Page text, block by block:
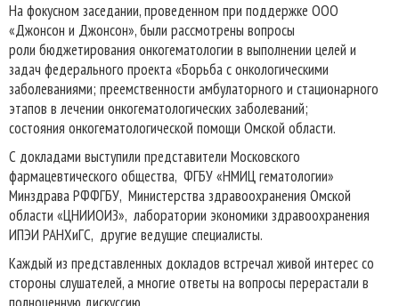
На фокусном заседании, проведенном при поддержке ООО
«Джонсон и Джонсон», были рассмотрены вопросы
роли бюджетирования онкогематологии в выполнении целей и
задач федерального проекта «Борьба с онкологическими
заболеваниями; преемственности амбулаторного и стационарного
этапов в лечении онкогематологических заболеваний;
состояния онкогематологической помощи Омской области.
С докладами выступили представители Московского
фармацевтического общества, ФГБУ «НМИЦ гематологии»
Минздрава РФФГБУ, Министерства здравоохранения Омской
области «ЦНИИОИЗ», лаборатории экономики здравоохранения
ИПЭИ РАНХиГС, другие ведущие специалисты.
Каждый из представленных докладов встречал живой интерес со
стороны слушателей, а многие ответы на вопросы перерастали в